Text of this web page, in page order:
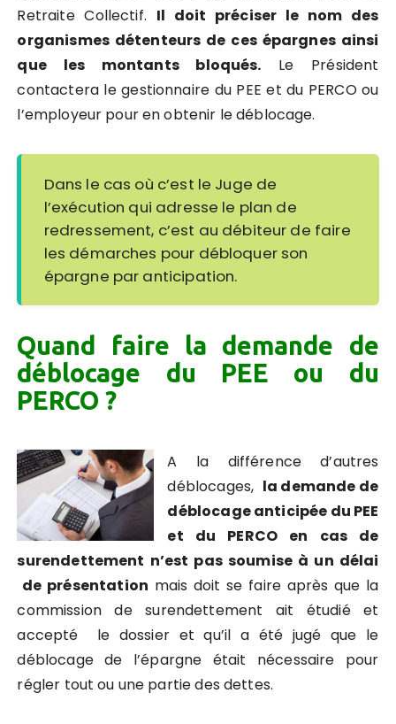
Retraite Collectif. Il doit préciser le nom des
organismes détenteurs de ces épargnes ainsi
que les montants bloqués. Le Président
contactera le gestionnaire du PEE et du PERCO ou
l’employeur pour en obtenir le déblocage.
Dans le cas où c’est le Juge de
l’exécution qui adresse le plan de
redressement, c’est au débiteur de faire
les démarches pour débloquer son
épargne par anticipation.
Quand faire la demande de
déblocage du PEE ou du
PERCO ?
A la différence d’autres
déblocages, la demande de
déblocage anticipée du PEE
et du PERCO en cas de
surendettement n’est pas soumise à un délai
de présentation mais doit se faire après que la
commission de surendettement ait étudié et
accepté le dossier et qu’il a été jugé que le
déblocage de l’épargne était nécessaire pour
régler tout ou une partie des dettes.